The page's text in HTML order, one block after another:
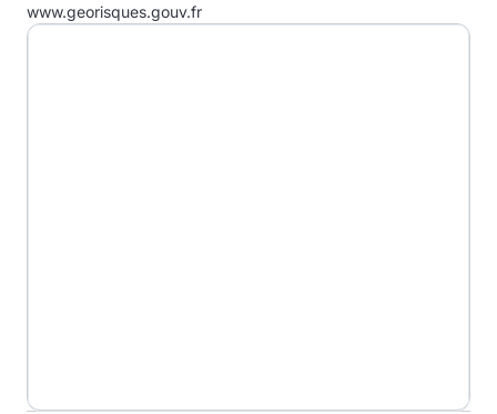
F
www.georisques.gouv.fr